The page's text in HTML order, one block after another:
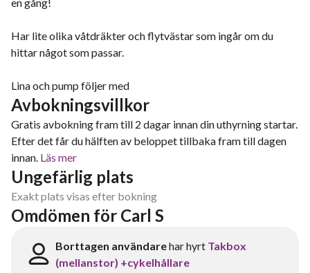
Har lite olika våtdräkter och flytvästar som ingår om du
hittar något som passar.
Lina och pump följer med
Avbokningsvillkor
Gratis avbokning fram till 2 dagar innan din uthyrning startar.
Efter det får du hälften av beloppet tillbaka fram till dagen
innan. Läs mer
Ungefärlig plats
Exakt plats visas efter bokning
Omdömen för Carl S
Borttagen användarehar hyrt Takbox
(mellanstor) +cykelhållare